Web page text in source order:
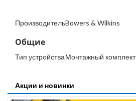
ПроизводительBowers & Wilkins
Общие
Тип устройстваМонтажный комплект
Акции и новинки